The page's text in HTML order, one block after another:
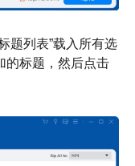
题列表”载入所有选
的标题，然后点击